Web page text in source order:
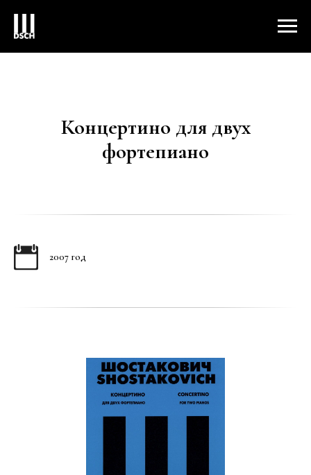
Концертино для двух
фортепиано
2007 год